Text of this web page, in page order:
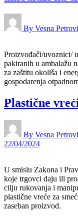
By Vesna
Proizvođači/uvoznici/
pakiranih u ambalažu
za zaštitu okoliša i
gospodarenja
Plastične
By Vesna
22/04/2024
U smislu Zakona i
koje trgovci daju ili
cilju rukovanja i
plastične vreće za
zaseban proizvod.